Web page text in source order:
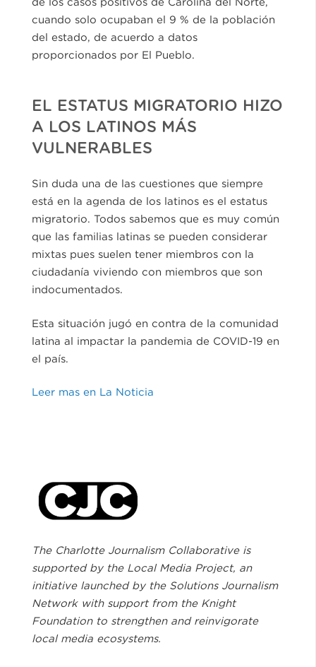
cuando solo ocupaban el 9 % de la población
del estado, de acuerdo a datos
proporcionados por El Pueblo.
EL ESTATUS MIGRATORIO HIZO
A LOS LATINOS MÁS
VULNERABLES
Sin duda una de las cuestiones que siempre
está en la agenda de los latinos es el estatus
migratorio. Todos sabemos que es muy común
que las familias latinas se pueden considerar
mixtas pues suelen tener miembros con la
ciudadanía viviendo con miembros que son
indocumentados.
Esta situación jugó en contra de la comunidad
latina al impactar la pandemia de COVID-19 en
el país.
Leer mas en La Noticia
The Charlotte Journalism Collaborative is
supported by the Local Media Project, an
initiative launched by the Solutions Journalism
Network with support from the Knight
Foundation to strengthen and reinvigorate
local media ecosystems.